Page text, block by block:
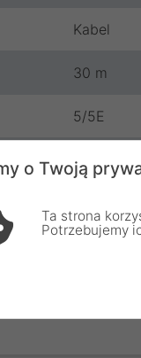
Kabel
30 m
5/5E
UTP
o Twoją
Ta strona
Potrzebujemy